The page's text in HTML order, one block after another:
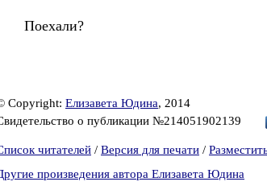
Поехали?
Copyright: Елизавета Юдина, 2014
о публикации №214051902139
читателей / Версия для печати /
произведения автора Елизавета Юдина